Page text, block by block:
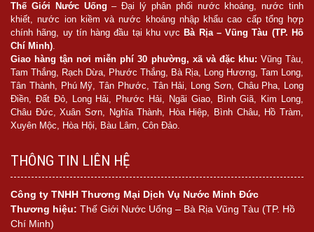
Thế Giới Nước Uống – Đại lý phân phối nước khoáng, nước tinh
khiết, nước ion kiềm và nước khoáng nhập khẩu cao cấp tổng hợp
chính hãng, uy tín hàng đầu tại khu vực Bà Rịa – Vũng Tàu (TP. Hồ
Chí Minh).
Giao hàng tận nơi miễn phí 30 phường, xã và đặc khu: Vũng Tàu,
Tam Thắng, Rạch Dừa, Phước Thắng, Bà Rịa, Long Hương, Tam Long,
Tân Thành, Phú Mỹ, Tân Phước, Tân Hải, Long Sơn, Châu Pha, Long
Điền, Đất Đỏ, Long Hải, Phước Hải, Ngãi Giao, Bình Giã, Kim Long,
Châu Đức, Xuân Sơn, Nghĩa Thành, Hòa Hiệp, Bình Châu, Hồ Tràm,
Xuyên Mộc, Hòa Hội, Bàu Lâm, Côn Đảo.
THÔNG TIN LIÊN HỆ
Công ty TNHH Thương Mại Dịch Vụ Nước Minh Đức
Thương hiệu: Thế Giới Nước Uống – Bà Rịa Vũng Tàu (TP. Hồ
Chí Minh)